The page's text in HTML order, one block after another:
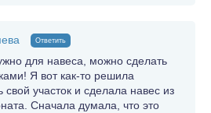
Ответить
для навеса, можно сделать
Я вот как-то решила
свой участок и сделала навес из
Сначала думала, что это